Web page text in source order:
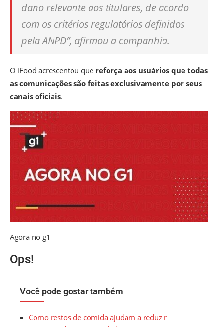
dano relevante aos titulares, de acordo
com os critérios regulatórios definidos
pela ANPD”, afirmou a companhia.
O iFood acrescentou que reforça aos usuários que todas
as comunicações são feitas exclusivamente por seus
canais oficiais.
Agora no g1
Ops!
Você pode gostar também
Como restos de comida ajudam a reduzir